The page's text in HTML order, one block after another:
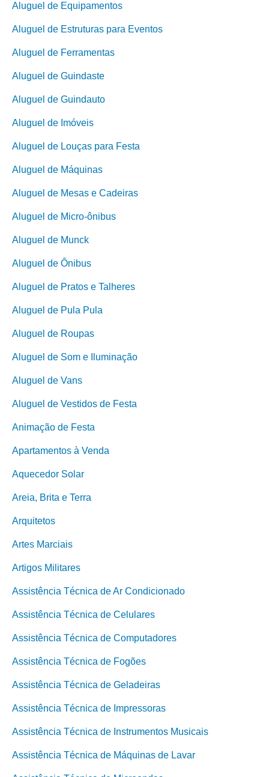
Aluguel de Equipamentos
Aluguel de Estruturas para Eventos
Aluguel de Ferramentas
Aluguel de Guindaste
Aluguel de Guindauto
Aluguel de Imóveis
Aluguel de Louças para Festa
Aluguel de Máquinas
Aluguel de Mesas e Cadeiras
Aluguel de Micro-ônibus
Aluguel de Munck
Aluguel de Ônibus
Aluguel de Pratos e Talheres
Aluguel de Pula Pula
Aluguel de Roupas
Aluguel de Som e Iluminação
Aluguel de Vans
Aluguel de Vestidos de Festa
Animação de Festa
Apartamentos à Venda
Aquecedor Solar
Areia, Brita e Terra
Arquitetos
Artes Marciais
Artigos Militares
Assistência Técnica de Ar Condicionado
Assistência Técnica de Celulares
Assistência Técnica de Computadores
Assistência Técnica de Fogões
Assistência Técnica de Geladeiras
Assistência Técnica de Impressoras
Assistência Técnica de Instrumentos Musicais
Assistência Técnica de Máquinas de Lavar